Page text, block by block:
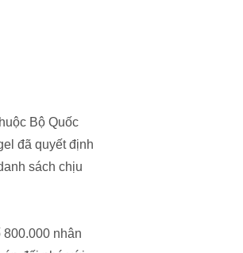
Bộ Quốc
đã quyết định
sách chịu
800.000 nhân